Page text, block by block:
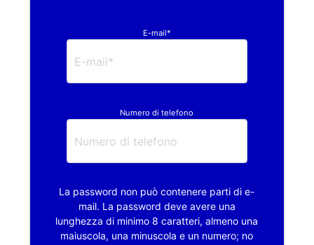
E-mail*
Numero di telefono
La password non può contenere parti di e-
mail. La password deve avere una
lunghezza di minimo 8 caratteri, almeno una
maiuscola, una minuscola e un numero; no